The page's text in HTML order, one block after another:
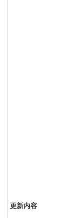
更新内容